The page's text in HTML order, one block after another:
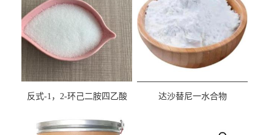
反式-1，2-环己二胺四乙酸
达沙替尼一水合物